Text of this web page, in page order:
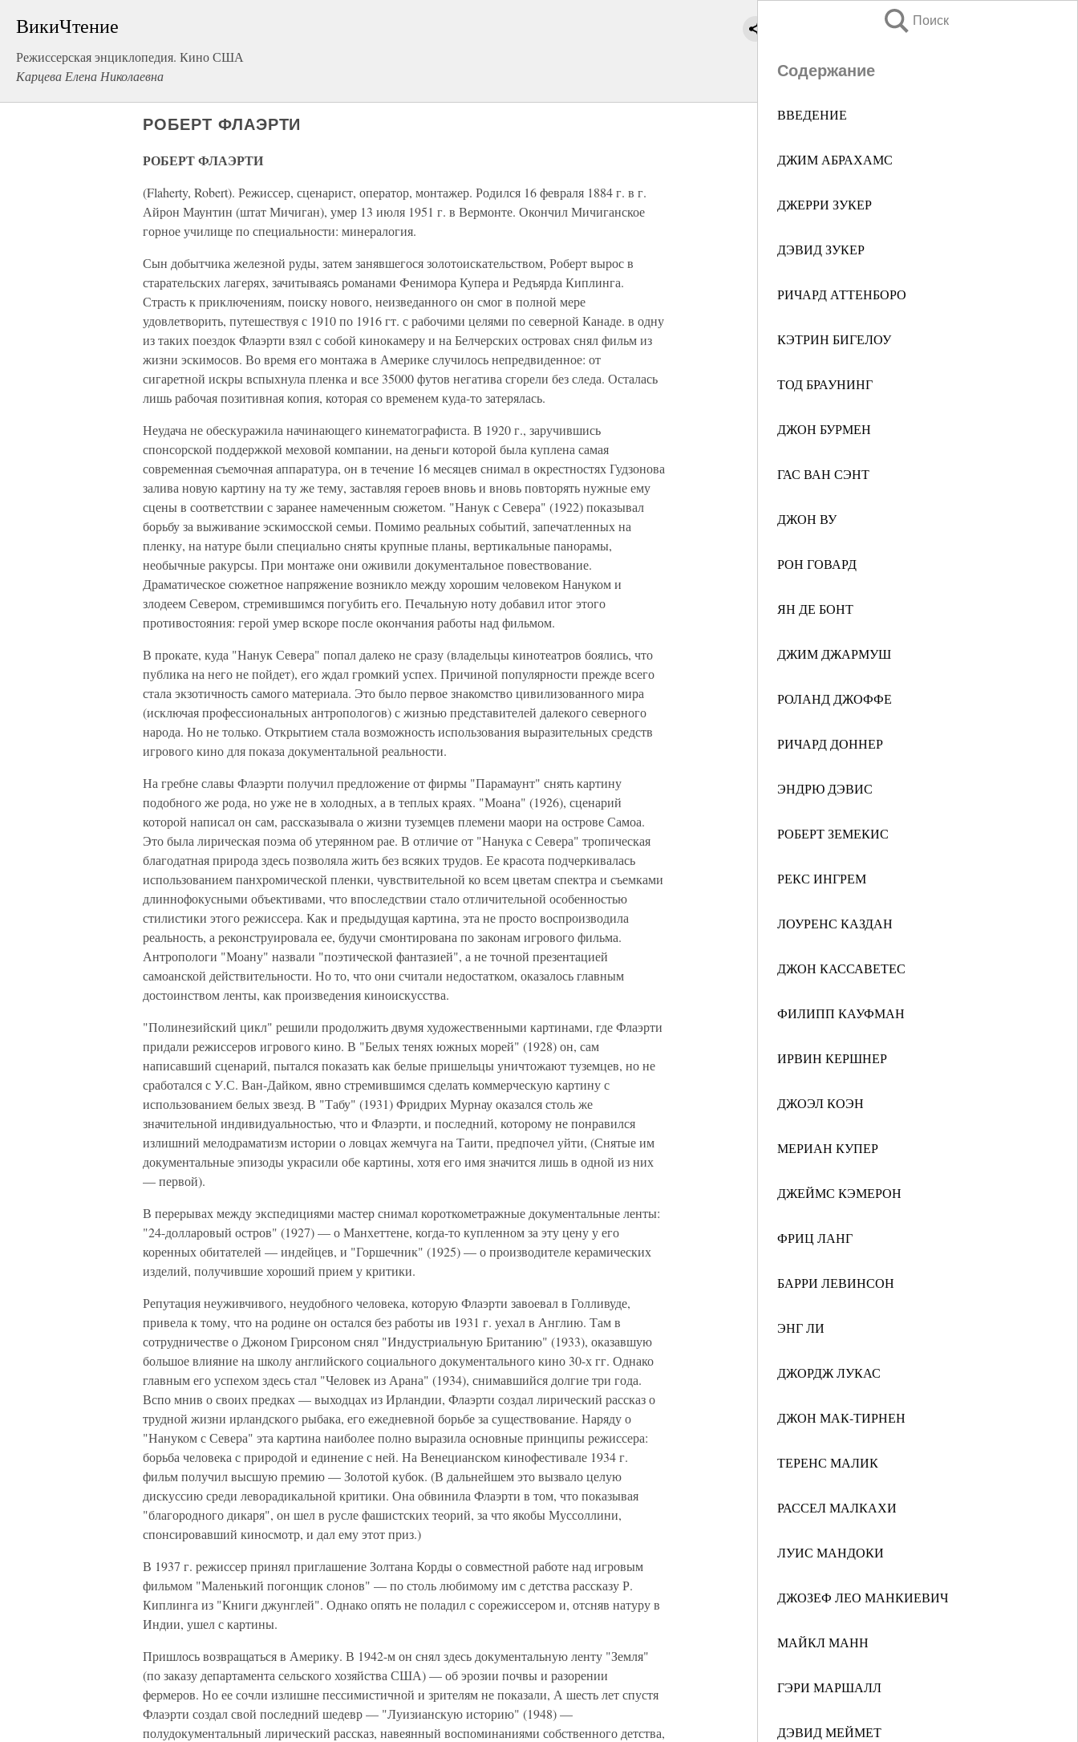
ВикиЧтение
Режиссерская энциклопедия. Кино США
Карцева Елена Николаевна
Поиск
Содержание
ВВЕДЕНИЕ
ДЖИМ АБРАХАМС
ДЖЕРРИ ЗУКЕР
ДЭВИД ЗУКЕР
РИЧАРД АТТЕНБОРО
КЭТРИН БИГЕЛОУ
ТОД БРАУНИНГ
ДЖОН БУРМЕН
ГАС ВАН СЭНТ
ДЖОН ВУ
РОН ГОВАРД
ЯН ДЕ БОНТ
ДЖИМ ДЖАРМУШ
РОЛАНД ДЖОФФЕ
РИЧАРД ДОННЕР
ЭНДРЮ ДЭВИС
РОБЕРТ ЗЕМЕКИС
РЕКС ИНГРЕМ
ЛОУРЕНС КАЗДАН
ДЖОН КАССАВЕТЕС
ФИЛИПП КАУФМАН
ИРВИН КЕРШНЕР
ДЖОЭЛ КОЭН
МЕРИАН КУПЕР
ДЖЕЙМС КЭМЕРОН
ФРИЦ ЛАНГ
БАРРИ ЛЕВИНСОН
ЭНГ ЛИ
ДЖОРДЖ ЛУКАС
ДЖОН МАК-ТИРНЕН
ТЕРЕНС МАЛИК
РАССЕЛ МАЛКАХИ
ЛУИС МАНДОКИ
ДЖОЗЕФ ЛЕО МАНКИЕВИЧ
МАЙКЛ МАНН
ГЭРИ МАРШАЛЛ
ДЭВИД МЕЙМЕТ
РОБЕРТ ФЛАЭРТИ
РОБЕРТ ФЛАЭРТИ
(Flaherty, Robert). Режиссер, сценарист, оператор, монтажер. Родился 16 февраля 1884 г. в г.
Айрон Маунтин (штат Мичиган), умер 13 июля 1951 г. в Вермонте. Окончил Мичиганское
горное училище по специальности: минералогия.
Сын добытчика железной руды, затем занявшегося золотоискательством, Роберт вырос в
старательских лагерях, зачитываясь романами Фенимора Купера и Редъярда Киплинга.
Страсть к приключениям, поиску нового, неизведанного он смог в полной мере
удовлетворить, путешествуя с 1910 по 1916 гт. с рабочими целями по северной Канаде. в одну
из таких поездок Флаэрти взял с собой кинокамеру и на Белчерских островах снял фильм из
жизни эскимосов. Во время его монтажа в Америке случилось непредвиденное: от
сигаретной искры вспыхнула пленка и все 35000 футов негатива сгорели без следа. Осталась
лишь рабочая позитивная копия, которая со временем куда-то затерялась.
Неудача не обескуражила начинающего кинематографиста. В 1920 г., заручившись
спонсорской поддержкой меховой компании, на деньги которой была куплена самая
современная съемочная аппаратура, он в течение 16 месяцев снимал в окрестностях Гудзонова
залива новую картину на ту же тему, заставляя героев вновь и вновь повторять нужные ему
сцены в соответствии с заранее намеченным сюжетом. "Нанук с Севера" (1922) показывал
борьбу за выживание эскимосской семьи. Помимо реальных событий, запечатленных на
пленку, на натуре были специально сняты крупные планы, вертикальные панорамы,
необычные ракурсы. При монтаже они оживили документальное повествование.
Драматическое сюжетное напряжение возникло между хорошим человеком Нануком и
злодеем Севером, стремившимся погубить его. Печальную ноту добавил итог этого
противостояния: герой умер вскоре после окончания работы над фильмом.
В прокате, куда "Нанук Севера" попал далеко не сразу (владельцы кинотеатров боялись, что
публика на него не пойдет), его ждал громкий успех. Причиной популярности прежде всего
стала экзотичность самого материала. Это было первое знакомство цивилизованного мира
(исключая профессиональных антропологов) с жизнью представителей далекого северного
народа. Но не только. Открытием стала возможность использования выразительных средств
игрового кино для показа документальной реальности.
На гребне славы Флаэрти получил предложение от фирмы "Парамаунт" снять картину
подобного же рода, но уже не в холодных, а в теплых краях. "Моана" (1926), сценарий
которой написал он сам, рассказывала о жизни туземцев племени маори на острове Самоа.
Это была лирическая поэма об утерянном рае. В отличие от "Нанука с Севера" тропическая
благодатная природа здесь позволяла жить без всяких трудов. Ее красота подчеркивалась
использованием панхромической пленки, чувствительной ко всем цветам спектра и съемками
длиннофокусными объективами, что впоследствии стало отличительной особенностью
стилистики этого режиссера. Как и предыдущая картина, эта не просто воспроизводила
реальность, а реконструировала ее, будучи смонтирована по законам игрового фильма.
Антропологи "Моану" назвали "поэтической фантазией", а не точной презентацией
самоанской действительности. Но то, что они считали недостатком, оказалось главным
достоинством ленты, как произведения киноискусства.
"Полинезийский цикл" решили продолжить двумя художественными картинами, где Флаэрти
придали режиссеров игрового кино. В "Белых тенях южных морей" (1928) он, сам
написавший сценарий, пытался показать как белые пришельцы уничтожают туземцев, но не
сработался с У.С. Ван-Дайком, явно стремившимся сделать коммерческую картину с
использованием белых звезд. В "Табу" (1931) Фридрих Мурнау оказался столь же
значительной индивидуальностью, что и Флаэрти, и последний, которому не понравился
излишний мелодраматизм истории о ловцах жемчуга на Таити, предпочел уйти, (Снятые им
документальные эпизоды украсили обе картины, хотя его имя значится лишь в одной из них
— первой).
В перерывах между экспедициями мастер снимал короткометражные документальные ленты:
"24-долларовый остров" (1927) — о Манхеттене, когда-то купленном за эту цену у его
коренных обитателей — индейцев, и "Горшечник" (1925) — о производителе керамических
изделий, получившие хороший прием у критики.
Репутация неуживчивого, неудобного человека, которую Флаэрти завоевал в Голливуде,
привела к тому, что на родине он остался без работы ив 1931 г. уехал в Англию. Там в
сотрудничестве о Джоном Грирсоном снял "Индустриальную Британию" (1933), оказавшую
большое влияние на школу английского социального документального кино 30-х гг. Однако
главным его успехом здесь стал "Человек из Арана" (1934), снимавшийся долгие три года.
Вспо мнив о своих предках — выходцах из Ирландии, Флаэрти создал лирический рассказ о
трудной жизни ирландского рыбака, его ежедневной борьбе за существование. Наряду о
"Нануком с Севера" эта картина наиболее полно выразила основные принципы режиссера:
борьба человека с природой и единение с ней. На Венецианском кинофестивале 1934 г.
фильм получил высшую премию — Золотой кубок. (В дальнейшем это вызвало целую
дискуссию среди леворадикальной критики. Она обвинила Флаэрти в том, что показывая
"благородного дикаря", он шел в русле фашистских теорий, за что якобы Муссоллини,
спонсировавший киносмотр, и дал ему этот приз.)
В 1937 г. режиссер принял приглашение Золтана Корды о совместной работе над игровым
фильмом "Маленький погонщик слонов" — по столь любимому им с детства рассказу Р.
Киплинга из "Книги джунглей". Однако опять не поладил с сорежиссером и, отсняв натуру в
Индии, ушел с картины.
Пришлось возвращаться в Америку. В 1942-м он снял здесь документальную ленту "Земля"
(по заказу департамента сельского хозяйства США) — об эрозии почвы и разорении
фермеров. Но ее сочли излишне пессимистичной и зрителям не показали, А шесть лет спустя
Флаэрти создал свой последний шедевр — "Луизианскую историю" (1948) —
полудокументальный лирический рассказ, навеянный воспоминаниями собственного детства,